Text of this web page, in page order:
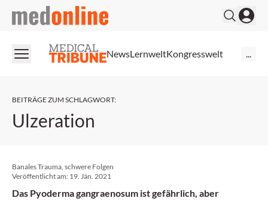
medonline
NewsLernweltKongresswelt
BEITRÄGE ZUM SCHLAGWORT:
Ulzeration
Banales Trauma, schwere Folgen
Veröffentlicht am: 19. Jän. 2021
Das Pyoderma gangraenosum ist gefährlich, aber